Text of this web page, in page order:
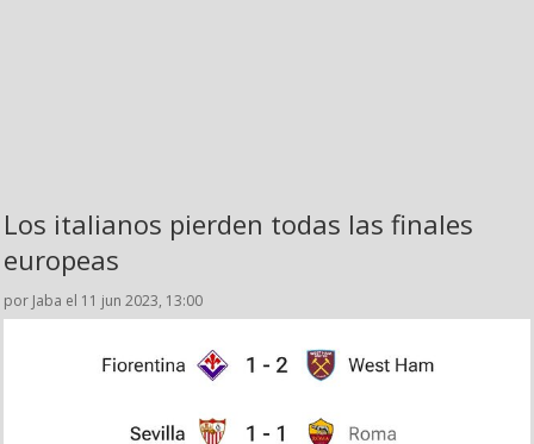
Los italianos pierden todas las finales
europeas
por Jaba el 11 jun 2023, 13:00